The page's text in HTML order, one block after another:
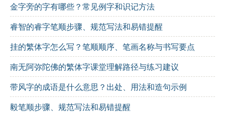
点
金字旁的字有哪些？常见例字和识记方法
睿智的睿字笔顺步骤、规范写法和易错提醒
挂的繁体字怎么写？笔顺顺序、笔画名称与书写要点
南无阿弥陀佛的繁体字课堂理解路径与练习建议
带风字的成语是什么意思？出处、用法和造句示例
毅笔顺步骤、规范写法和易错提醒